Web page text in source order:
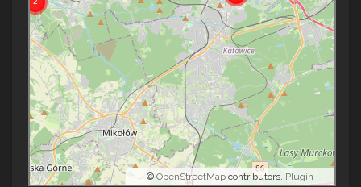
© OpenStreetMap contributors. Plugin